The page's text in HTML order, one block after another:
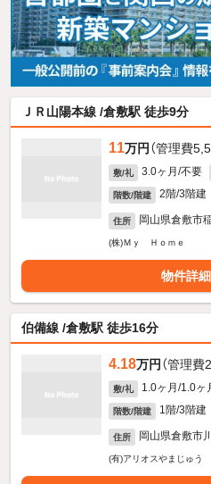
ＪＲ山陽本線 /倉敷駅 徒歩9分
11万円 （管理費
敷/礼 3.0ヶ月/不要
階数/階建 2階/3階建
住所 岡山県倉敷市
(株)Ｍｙ Ｈｏｍｅ
物件詳
伯備線 /倉敷駅 徒歩16分
4.18万円 （管理費
敷/礼 1.0ヶ月/1.0ヶ
階数/階建 1階/3階建
住所 岡山県倉敷市
(有)アリオスやまじゅう